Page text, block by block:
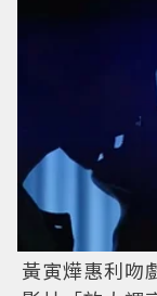
黃寅燁惠利吻